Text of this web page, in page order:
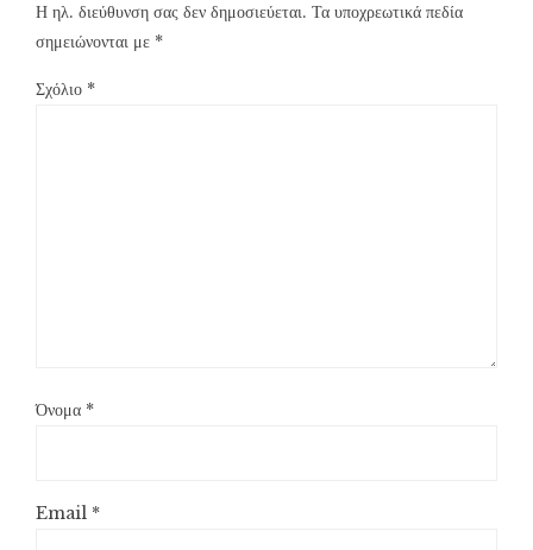
Η ηλ. διεύθυνση σας δεν δημοσιεύεται. Τα υποχρεωτικά πεδία
σημειώνονται με *
Σχόλιο *
Όνομα *
Email *